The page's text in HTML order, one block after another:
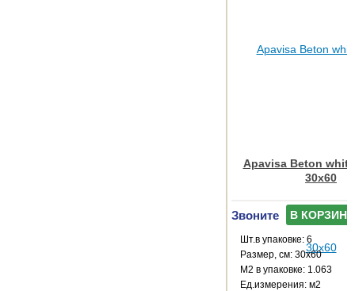
Apavisa Beton
30x60
Звоните В КОРЗИНУ
Шт.в упаковке: 6
Размер, см: 30x60
М2 в упаковке: 1.063
Ед.измерения: м2